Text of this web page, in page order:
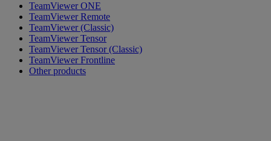
TeamViewer ONE
TeamViewer Remote
TeamViewer (Classic)
TeamViewer Tensor
TeamViewer Tensor (Classic)
TeamViewer Frontline
Other products